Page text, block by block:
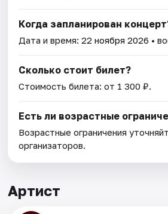
Когда запланирован
Дата и время:22 ноября 2026 •
Сколько стоит билет?
Стоимость билета: от 1 300 ₽.
Есть ли возрастные
Возрастные ограничения
организаторов.
Артист